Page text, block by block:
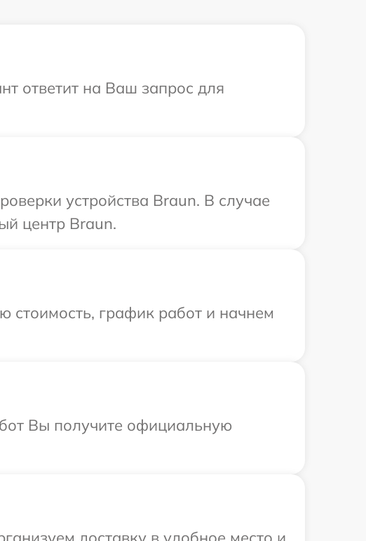
ответит на Ваш запрос для
устройства Braun. В случае
центр Braun.
стоимость, график работ и начнем
Вы получите официальную